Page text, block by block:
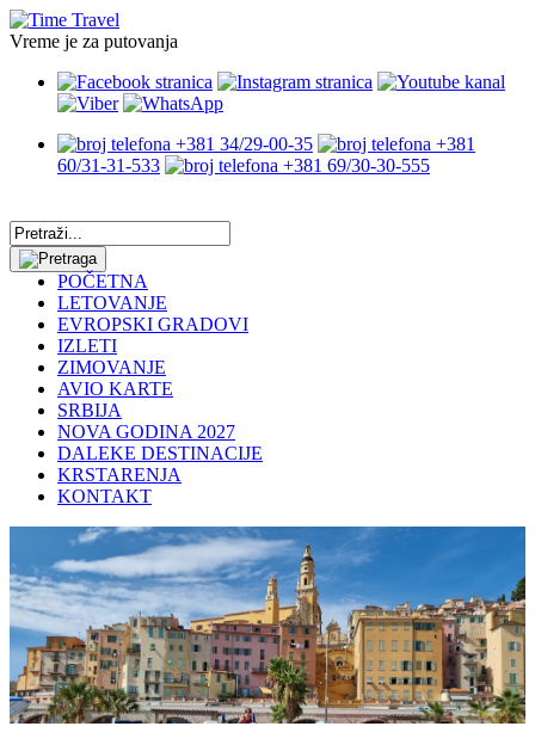
Vreme je za putovanja
+381 34/29-00-35
+381
60/31-31-533
+381 69/30-30-555
POČETNA
LETOVANJE
EVROPSKI GRADOVI
IZLETI
ZIMOVANJE
AVIO KARTE
SRBIJA
NOVA GODINA 2027
DALEKE DESTINACIJE
KRSTARENJA
KONTAKT